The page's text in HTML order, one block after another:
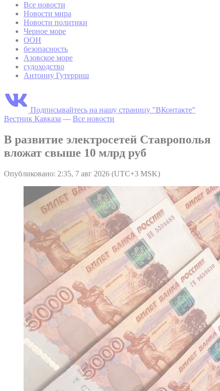
Все новости
Новости мира
Новости политики
Черное море
ООН
безопасность
Азовское море
судоходство
Антониу Гутерриш
Подписывайтесь на нашу страницу "ВКонтакте"
Вестник Кавказа — Все новости
В развитие электросетей Ставрополья
вложат свыше 10 млрд руб
Опубликовано: 2:35, 7 авг 2026 (UTC+3 MSK)